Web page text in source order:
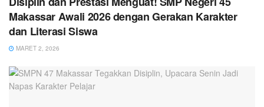
Makassar Awali 2026 dengan Gerakan Karakter
dan Literasi Siswa
MARET 2, 2026